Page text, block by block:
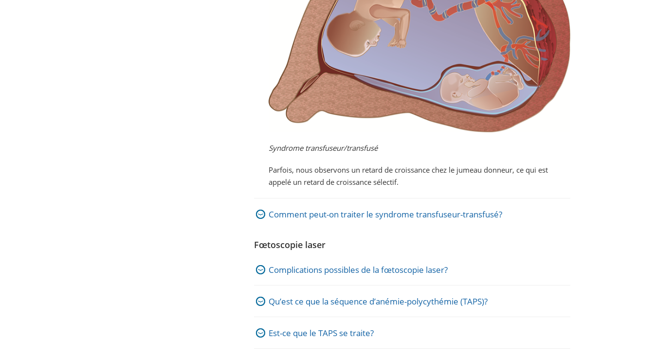
Syndrome transfuseur/transfusé
Parfois, nous observons un retard de croissance chez le jumeau donneur, ce qui est
appelé un retard de croissance sélectif.
Comment peut-on traiter le syndrome transfuseur-transfusé?
Fœtoscopie laser
Complications possibles de la fœtoscopie laser?
Qu’est ce que la séquence d’anémie-polycythémie (TAPS)?
Est-ce que le TAPS se traite?